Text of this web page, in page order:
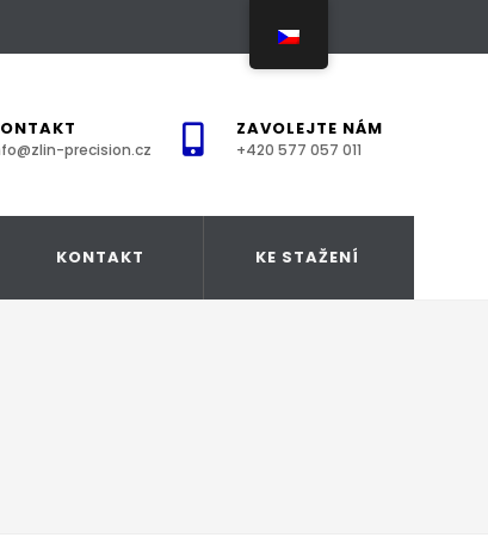
precision.cz
ZAVOLEJTE NÁM
+420 577 057 011
KONTAKT KE STAŽENÍ